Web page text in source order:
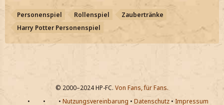
Personenspiel Rollenspiel
Zaubertränke
Harry Potter Personenspiel
© 2000–2024 HP-FC. Von Fans, für Fans.
•
• • Nutzungsvereinbarung • Datenschutz• Impressum